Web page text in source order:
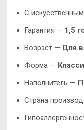
С
Гарантия — 1,5
Возраст — Для
Форма —
Наполнитель —
Страна